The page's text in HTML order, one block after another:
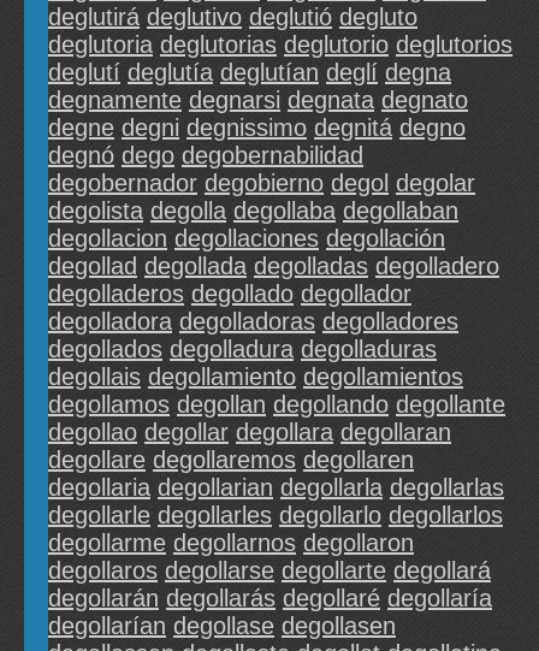
deglutirá deglutivo deglutió degluto
deglutoria deglutorias deglutorio deglutorios
deglutí deglutía deglutían deglí degna
degnamente degnarsi degnata degnato
degne degni degnissimo degnitá degno
degnó dego degobernabilidad
degobernador degobierno degol degolar
degolista degolla degollaba degollaban
degollacion degollaciones degollación
degollad degollada degolladas degolladero
degolladeros degollado degollador
degolladora degolladoras degolladores
degollados degolladura degolladuras
degollais degollamiento degollamientos
degollamos degollan degollando degollante
degollao degollar degollara degollaran
degollare degollaremos degollaren
degollaria degollarian degollarla degollarlas
degollarle degollarles degollarlo degollarlos
degollarme degollarnos degollaron
degollaros degollarse degollarte degollará
degollarán degollarás degollaré degollaría
degollarían degollase degollasen